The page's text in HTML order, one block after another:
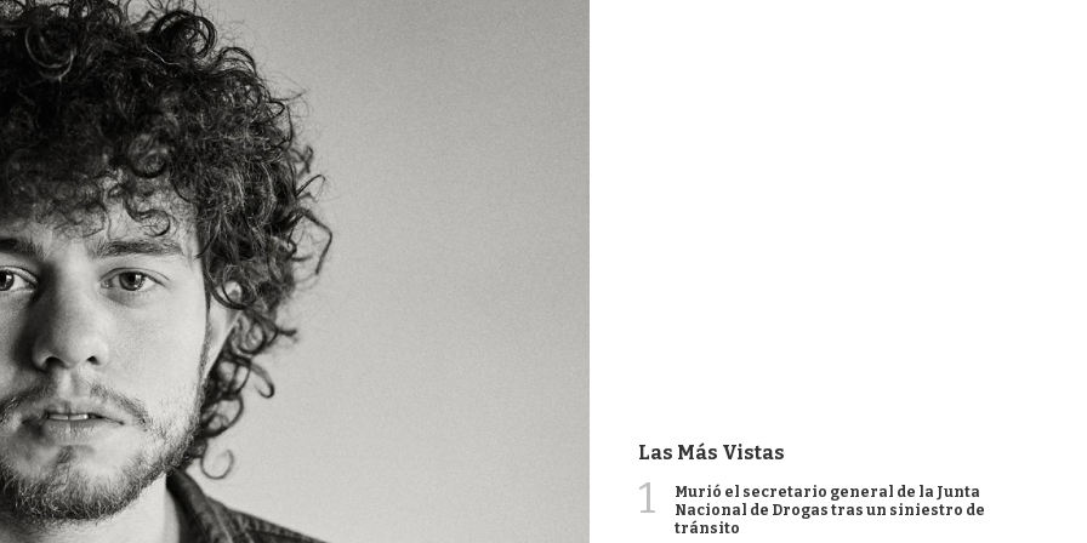
Las Más Vistas
1
Murió el secretario general de la Junta
Nacional de Drogas tras un siniestro de
tránsito